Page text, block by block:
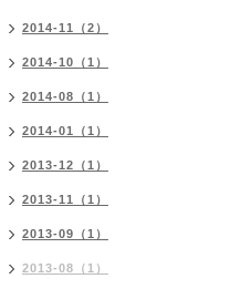
2014-11（2）
2014-10（1）
2014-08（1）
2014-01（1）
2013-12（1）
2013-11（1）
2013-09（1）
2013-08（1）